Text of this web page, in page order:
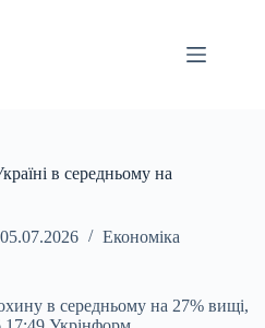
в середньому на
05.07.2026 Економіка
в середньому на 27% вищі,